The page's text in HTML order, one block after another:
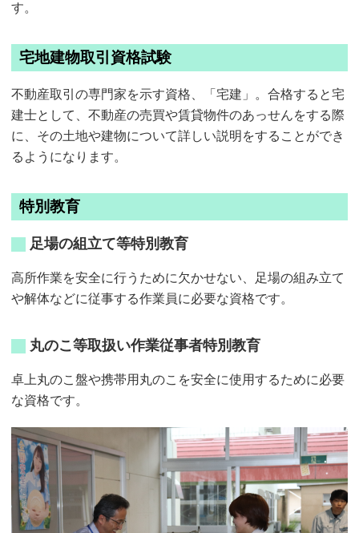
す。
宅地建物取引資格試験
不動産取引の専門家を示す資格、「宅建」。合格すると宅
建士として、不動産の売買や賃貸物件のあっせんをする際
に、その土地や建物について詳しい説明をすることができ
るようになります。
特別教育
足場の組立て等特別教育
高所作業を安全に行うために欠かせない、足場の組み立て
や解体などに従事する作業員に必要な資格です。
丸のこ等取扱い作業従事者特別教育
卓上丸のこ盤や携帯用丸のこを安全に使用するために必要
な資格です。